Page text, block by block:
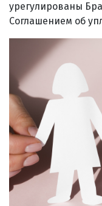
урегулированы
Соглашением об